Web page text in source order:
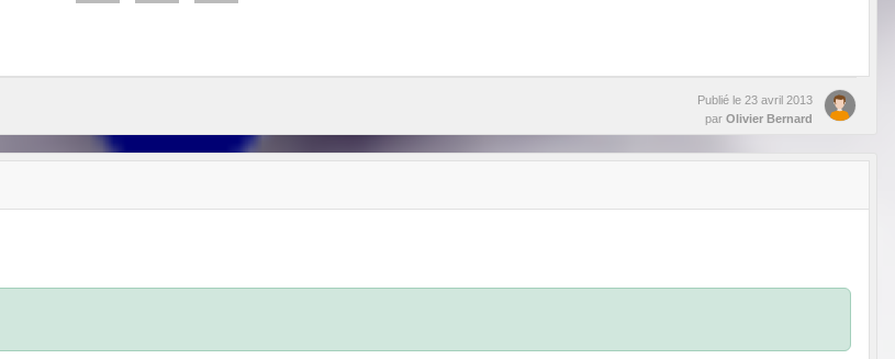
Publié le 23 avril 2013
par Olivier Bernard